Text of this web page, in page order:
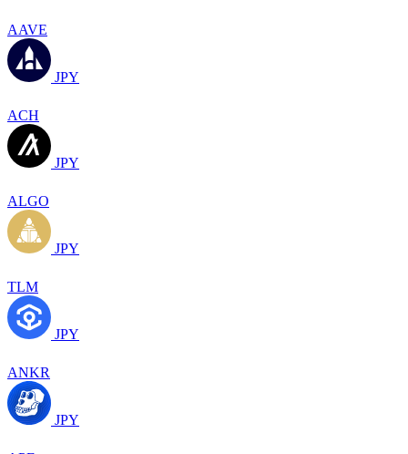
AAVE
JPY
ACH
JPY
ALGO
JPY
TLM
JPY
ANKR
JPY